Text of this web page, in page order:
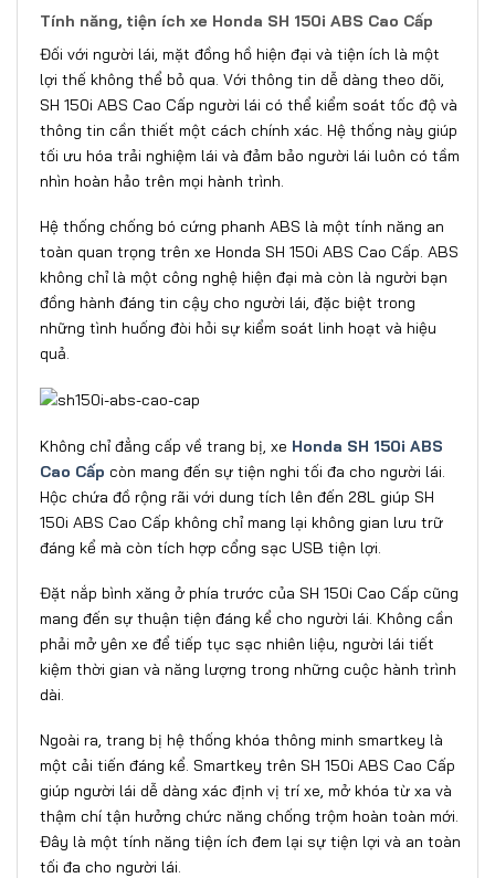
Tính năng, tiện ích xe Honda SH 150i ABS Cao Cấp
Đối với người lái, mặt đồng hồ hiện đại và tiện ích là một
lợi thế không thể bỏ qua. Với thông tin dễ dàng theo dõi,
SH 150i ABS Cao Cấp người lái có thể kiểm soát tốc độ và
thông tin cần thiết một cách chính xác. Hệ thống này giúp
tối ưu hóa trải nghiệm lái và đảm bảo người lái luôn có tầm
nhìn hoàn hảo trên mọi hành trình.
Hệ thống chống bó cứng phanh ABS là một tính năng an
toàn quan trọng trên xe Honda SH 150i ABS Cao Cấp. ABS
không chỉ là một công nghệ hiện đại mà còn là người bạn
đồng hành đáng tin cậy cho người lái, đặc biệt trong
những tình huống đòi hỏi sự kiểm soát linh hoạt và hiệu
quả.
Không chỉ đẳng cấp về trang bị, xe Honda SH 150i ABS
Cao Cấp còn mang đến sự tiện nghi tối đa cho người lái.
Hộc chứa đồ rộng rãi với dung tích lên đến 28L giúp SH
150i ABS Cao Cấp không chỉ mang lại không gian lưu trữ
đáng kể mà còn tích hợp cổng sạc USB tiện lợi.
Đặt nắp bình xăng ở phía trước của SH 150i Cao Cấp cũng
mang đến sự thuận tiện đáng kể cho người lái. Không cần
phải mở yên xe để tiếp tục sạc nhiên liệu, người lái tiết
kiệm thời gian và năng lượng trong những cuộc hành trình
dài.
Ngoài ra, trang bị hệ thống khóa thông minh smartkey là
một cải tiến đáng kể. Smartkey trên SH 150i ABS Cao Cấp
giúp người lái dễ dàng xác định vị trí xe, mở khóa từ xa và
thậm chí tận hưởng chức năng chống trộm hoàn toàn mới.
Đây là một tính năng tiện ích đem lại sự tiện lợi và an toàn
tối đa cho người lái.